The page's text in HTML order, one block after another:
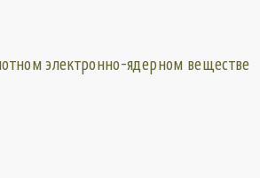
электронно-ядерном веществе